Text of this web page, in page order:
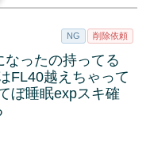
NG 削除依頼
ったの持ってる
FL40越えちゃって
ぼ睡眠expスキ確